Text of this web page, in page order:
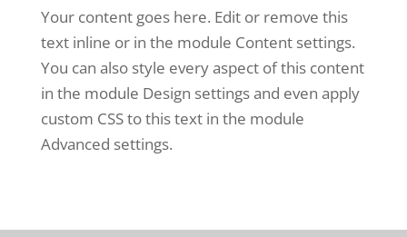
Your content goes here. Edit or remove this
text inline or in the module Content settings.
You can also style every aspect of this content
in the module Design settings and even apply
custom CSS to this text in the module
Advanced settings.